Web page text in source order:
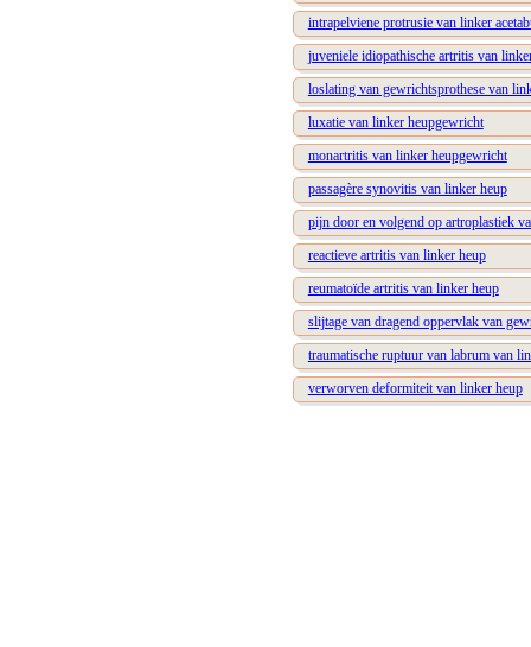
intrapelviene protrusie van linker
juveniele idiopathische artritis van
loslating van gewrichtsprothese van
luxatie van linker heupgewricht
monartritis van linker heupgewricht
passagère synovitis van linker heup
pijn door en volgend op artroplastiek
reactieve artritis van linker heup
reumatoïde artritis van linker heup
slijtage van dragend oppervlak van
traumatische ruptuur van labrum van
verworven deformiteit van linker heup